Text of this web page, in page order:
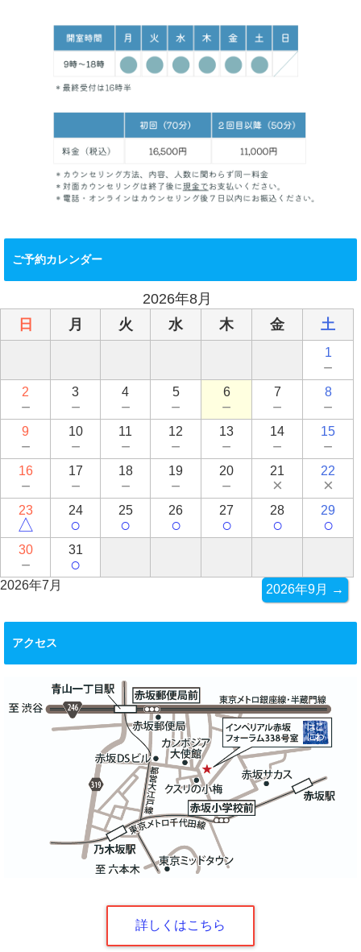
ご予約カレンダー
2026年8月
日
月 火 水 木 金 土
1
－
2
－
3
－
4
－
5
－
6
－
7
－
8
－
9
－
10
－
11
－
12
－
13
－
14
－
15
－
16
－
17
－
18
－
19
－
20
－
21
×
22
×
23
△
24
○
25
○
26
○
27
○
28
○
29
○
30
－
31
○
2026年7月 2026年9月 →
アクセス
詳しくはこちら